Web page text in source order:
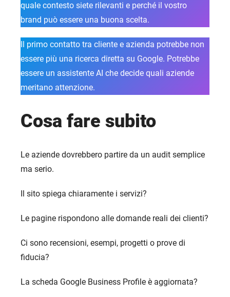
quale contesto siete rilevanti e perché il vostro
brand può essere una buona scelta.
Il primo contatto tra cliente e azienda potrebbe non
essere più una ricerca diretta su Google. Potrebbe
essere un assistente AI che decide quali aziende
meritano attenzione.
Cosa fare subito
Le aziende dovrebbero partire da un audit semplice
ma serio.
Il sito spiega chiaramente i servizi?
Le pagine rispondono alle domande reali dei clienti?
Ci sono recensioni, esempi, progetti o prove di
fiducia?
La scheda Google Business Profile è aggiornata?